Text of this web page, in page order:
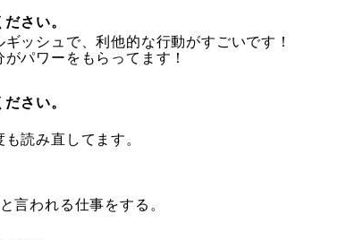
さい。
ッシュで、利他的な行動がすごいです！
パワーをもらってます！
さい。
読み直してます。
言われる仕事をする。